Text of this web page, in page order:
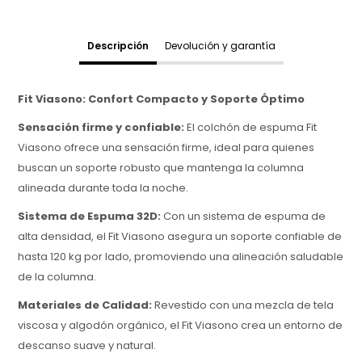
Descripción Devolución y garantía
Fit Viasono: Confort Compacto y Soporte Óptimo
Sensación firme y confiable:El colchón de espuma Fit
Viasono ofrece una sensación firme, ideal para quienes
buscan un soporte robusto que mantenga la columna
alineada durante toda la noche.
Sistema de Espuma 32D:Con un sistema de espuma de
alta densidad, el Fit Viasono asegura un soporte confiable de
hasta 120 kg por lado, promoviendo una alineación saludable
de la columna.
Materiales de Calidad:Revestido con una mezcla de tela
viscosa y algodón orgánico, el Fit Viasono crea un entorno de
descanso suave y natural.